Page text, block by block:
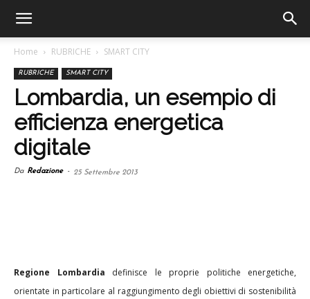
Home RUBRICHE SMART CITY
RUBRICHE SMART CITY
Lombardia, un esempio di
efficienza energetica
digitale
Da Redazione - 25 Settembre 2013
Regione Lombardia definisce le proprie politiche energetiche,
orientate in particolare al raggiungimento degli obiettivi di sostenibilità